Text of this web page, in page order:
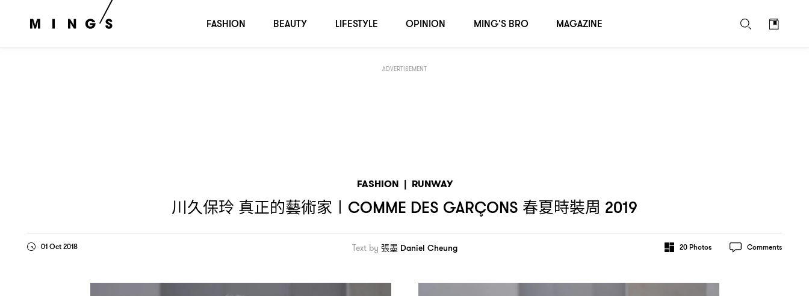
ADVERTISEMENT
FASHION | RUNWAY
川久保玲 真正的藝術家〡 COMME DES GARÇONS 春夏時裝周 2019
01 Oct 2018 Text by 張墨 Daniel Cheung 20Photos Comments
FASHION BEAUTY LIFESTYLE OPINION MING'S BRO MAGAZINE
川久保玲 真正的藝術家〡 Comme des Garçons 2019